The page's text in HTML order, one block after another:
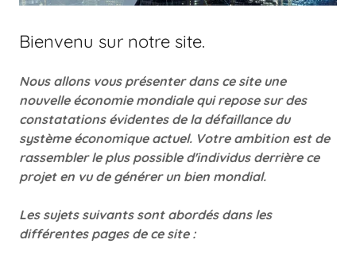
Bienvenu sur notre site.
Nous allons vous présenter dans ce site une
nouvelle économie mondiale qui repose sur des
constatations évidentes de la défaillance du
système économique actuel. Votre ambition est de
rassembler le plus possible d'individus derrière ce
projet en vu de générer un bien mondial.
Les sujets suivants sont abordés dans les
différentes pages de ce site :